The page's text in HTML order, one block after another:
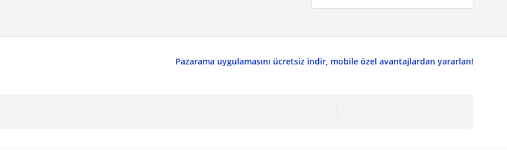
Pazarama uygulamasını ücretsiz indir, mobile özel avantajlardan yararlan!